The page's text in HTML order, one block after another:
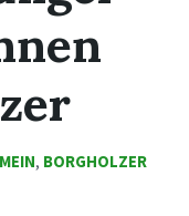
, BORGHOLZER